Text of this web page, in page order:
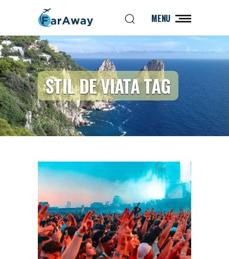
MENU
STIL DE VIATA TAG